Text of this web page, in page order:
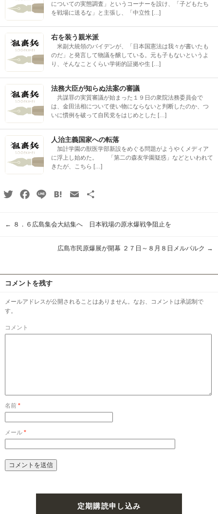
についての実態調査」というコーナーを設け、「子どもたち
を戦場に送るな」と主張し、「中立性 […]
右を装う親米派
米副大統領のバイデンが、「日本国憲法は我々が書いたも
のだ」と発言して物議を醸している。元も子もないというよ
り、そんなことくらい学術的証拠や生 […]
法務大臣が知らぬ法案の審議
共謀罪の実質審議が始まった１９日の衆院法務委員会で
は、金田法相について使い物にならないと判断したのか、つ
いに慣例を破って自民党をはじめとした […]
人治主義国家への転落
加計学園の獣医学部新設をめぐる問題がようやくメディア
に浮上し始めた。 「第二の森友学園疑惑」などといわれて
きたが、こちら […]
TwitterFacebook
Line HatenaEmail
← ８．６広島集会大結集へ 日本戦場の原水爆戦争阻止を
広島市民原爆展が開幕 ２７日～８月８日メルパルク →
コメントを残す
メールアドレスが公開されることはありません。なお、コメントは承認制で
す。
コメント
名前 *
メール *
定期購読申し込み